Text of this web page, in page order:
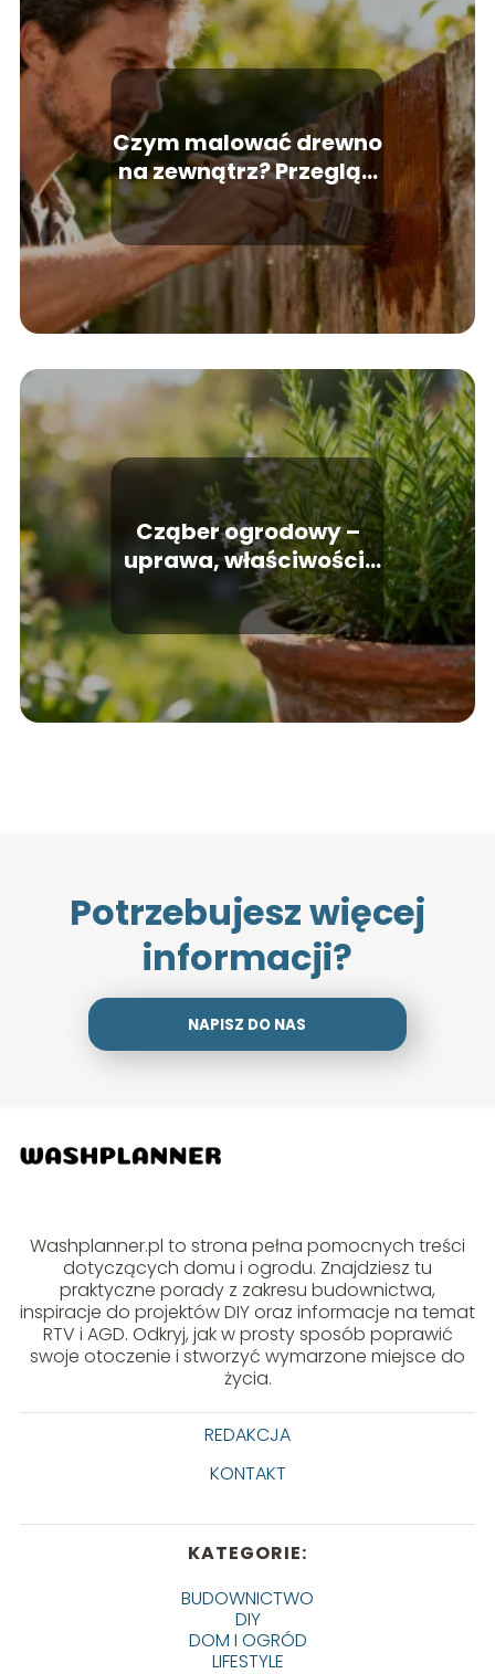
Czym malować drewno
na zewnątrz? Przegląd
najlepszych
preparatów
Cząber ogrodowy –
uprawa, właściwości,
zastosowanie
Potrzebujesz więcej
informacji?
NAPISZ DO NAS
Washplanner.pl to strona pełna pomocnych treści
dotyczących domu i ogrodu. Znajdziesz tu
praktyczne porady z zakresu budownictwa,
inspiracje do projektów DIY oraz informacje na temat
RTV i AGD. Odkryj, jak w prosty sposób poprawić
swoje otoczenie i stworzyć wymarzone miejsce do
życia.
REDAKCJA
KONTAKT
KATEGORIE:
BUDOWNICTWO
DIY
DOM I OGRÓD
LIFESTYLE